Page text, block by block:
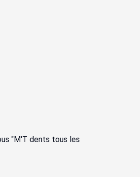
"M'T dents tous les